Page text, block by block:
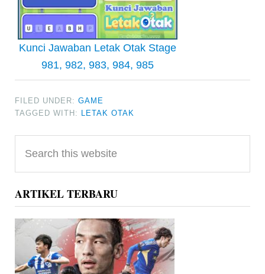
Kunci Jawaban Letak Otak Stage
981, 982, 983, 984, 985
FILED UNDER:GAME
TAGGED WITH: LETAK OTAK
Primary
Sidebar
this
website
ARTIKEL TERBARU